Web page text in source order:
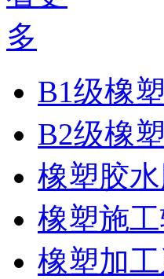
B1级橡
B2级橡
橡塑胶
橡塑施
橡塑加工